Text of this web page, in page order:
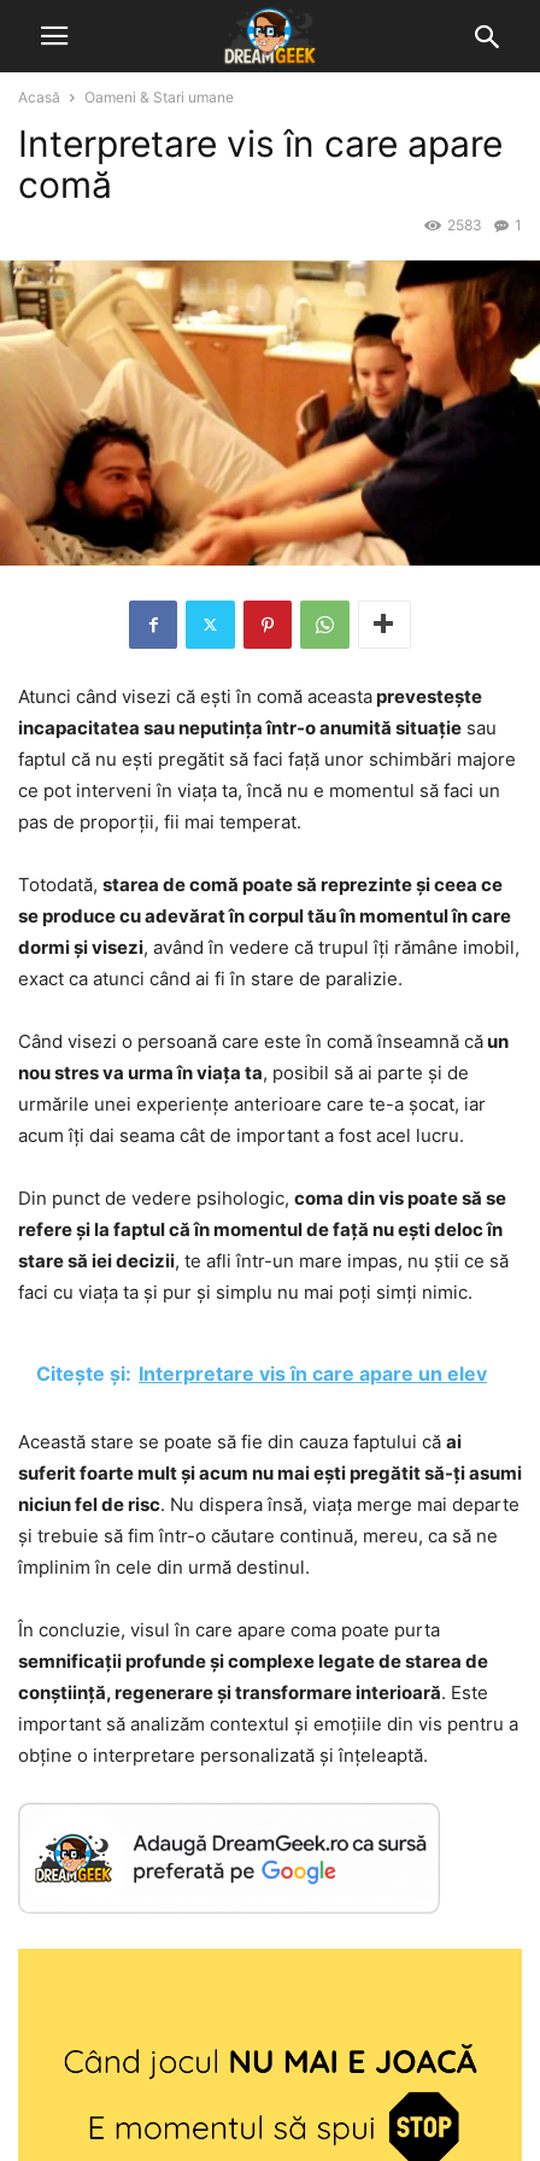
Acasă Oameni & Stari umane
Interpretare vis în care apare
comă
1
2583
Atunci când visezi că ești în comă aceastaprevestește
incapacitatea sau neputința într-o anumită situație sau
faptul că nu ești pregătit să faci față unor schimbări majore
ce pot interveni în viața ta, încă nu e momentul să faci un
pas de proporții, fii mai temperat.
Totodată, starea de comă poate să reprezinte și ceea ce
se produce cu adevărat în corpul tău în momentul în care
dormi și visezi, având în vedere că trupul îți rămâne imobil,
exact ca atunci când ai fi în stare de paralizie.
Când visezi o persoană care este în comă înseamnă căun
nou stres va urma în viața ta, posibil să ai parte și de
urmările unei experiențe anterioare care te-a șocat, iar
acum îți dai seama cât de important a fost acel lucru.
Din punct de vedere psihologic, coma din vis poate să se
refere și la faptul că în momentul de față nu ești deloc în
stare să iei decizii, te afli într-un mare impas, nu știi ce să
faci cu viața ta și pur și simplu nu mai poți simți nimic.
Citește și: Interpretare vis în care apare un elev
Această stare se poate să fie din cauza faptului că ai
suferit foarte mult și acum nu mai ești pregătit să-ți asumi
niciun fel de risc. Nu dispera însă, viața merge mai departe
și trebuie să fim într-o căutare continuă, mereu, ca să ne
împlinim în cele din urmă destinul.
În concluzie, visul în care apare coma poate purta
semnificații profunde și complexe legate de starea de
conștiință, regenerare și transformare interioară. Este
important să analizăm contextul și emoțiile din vis pentru a
obține o interpretare personalizată și înțeleaptă.